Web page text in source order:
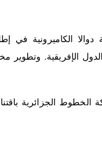
الكاميرونية في
الدول الإفريقية.